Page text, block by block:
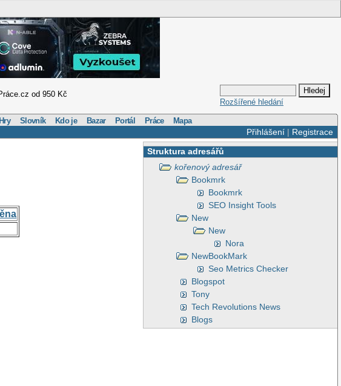
od 950 Kč
Rozšířené hledání
Slovník Kdo je Bazar Portál Práce Mapa
Přihlášení| Registrace
Struktura adresářů
kořenový adresář
Bookmrk
Bookmrk
SEO Insight Tools
New
New
Nora
NewBookMark
Seo Metrics Checker
Blogspot
Tony
Tech Revolutions News
Blogs